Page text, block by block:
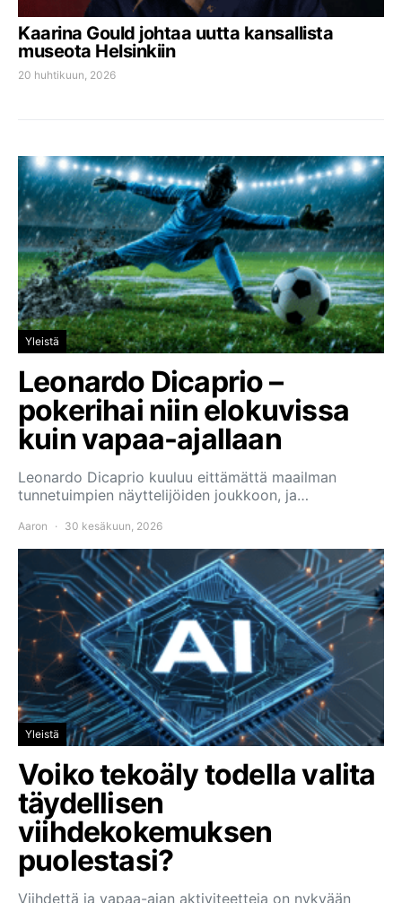
Kaarina Gould johtaa uutta kansallista
museota Helsinkiin
20 huhtikuun, 2026
Yleistä
Leonardo Dicaprio –
pokerihai niin elokuvissa
kuin vapaa-ajallaan
Leonardo Dicaprio kuuluu eittämättä maailman
tunnetuimpien näyttelijöiden joukkoon, ja…
Aaron 30 kesäkuun, 2026
Yleistä
Voiko tekoäly todella valita
täydellisen
viihdekokemuksen
puolestasi?
Viihdettä ja vapaa-ajan aktiviteetteja on nykyään